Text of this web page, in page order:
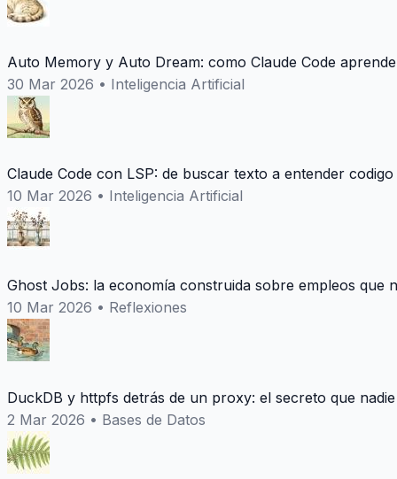
Auto Memory y Auto Dream: como Claude Code
30 Mar 2026 • Inteligencia Artificial
Claude Code con LSP: de buscar texto a entender codigo
10 Mar 2026 • Inteligencia Artificial
Ghost Jobs: la economía construida sobre empleos que
10 Mar 2026 • Reflexiones
DuckDB y httpfs detrás de un proxy: el secreto que
2 Mar 2026 • Bases de Datos